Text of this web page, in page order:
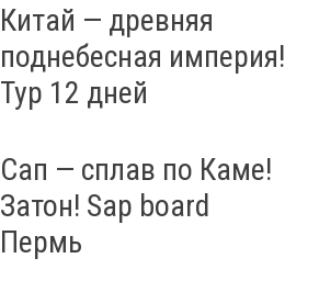
Китай — древняя
поднебесная империя!
Тур 12 дней
Сап — сплав по Каме!
Затон! Sap board
Пермь